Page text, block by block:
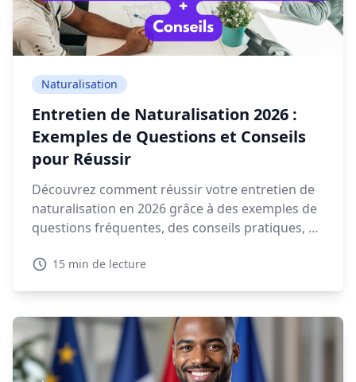
Naturalisation
Entretien de Naturalisation 2026 :
Exemples de Questions et Conseils
pour Réussir
Découvrez comment réussir votre entretien de
naturalisation en 2026 grâce à des exemples de
questions fréquentes, des conseils pratiques, et
15 min de lecture